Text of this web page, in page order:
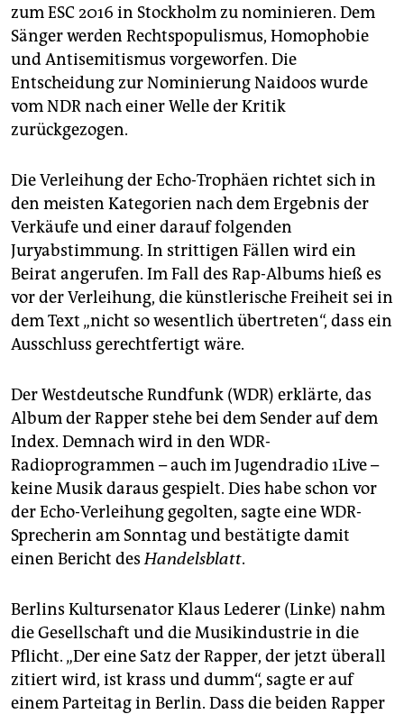
zum ESC 2016 in Stockholm zu nominieren. Dem
Sänger werden Rechtspopulismus, Homophobie
und Antisemitismus vorgeworfen. Die
Entscheidung zur Nominierung Naidoos wurde
vom NDR nach einer Welle der Kritik
zurückgezogen.
Die Verleihung der Echo-Trophäen richtet sich in
den meisten Kategorien nach dem Ergebnis der
Verkäufe und einer darauf folgenden
Juryabstimmung. In strittigen Fällen wird ein
Beirat angerufen. Im Fall des Rap-Albums hieß es
vor der Verleihung, die künstlerische Freiheit sei in
dem Text „nicht so wesentlich übertreten“, dass ein
Ausschluss gerechtfertigt wäre.
Der Westdeutsche Rundfunk (WDR) erklärte, das
Album der Rapper stehe bei dem Sender auf dem
Index. Demnach wird in den WDR-
Radioprogrammen – auch im Jugendradio 1Live –
keine Musik daraus gespielt. Dies habe schon vor
der Echo-Verleihung gegolten, sagte eine WDR-
Sprecherin am Sonntag und bestätigte damit
einen Bericht desHandelsblatt.
Berlins Kultursenator Klaus Lederer (Linke) nahm
die Gesellschaft und die Musikindustrie in die
Pflicht. „Der eine Satz der Rapper, der jetzt überall
zitiert wird, ist krass und dumm“, sagte er auf
einem Parteitag in Berlin. Dass die beiden Rapper